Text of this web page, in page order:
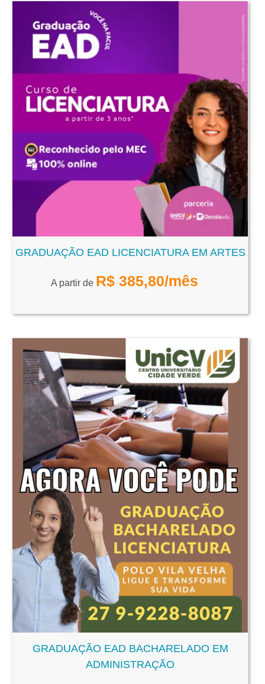
GRADUAÇÃO EAD LICENCIATURA EM ARTES
A partir de R$ 385,80/mês
GRADUAÇÃO EAD BACHARELADO EM
ADMINISTRAÇÃO